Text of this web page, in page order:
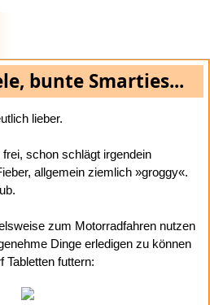
bunte Smarties...
lieber.
schon schlägt irgendein
allgemein ziemlich »groggy«.
zum Motorradfahren nutzen
Dinge erledigen zu können
Tabletten futtern: